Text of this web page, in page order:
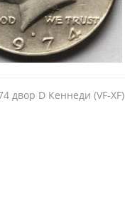
двор D Кеннеди (VF-XF)